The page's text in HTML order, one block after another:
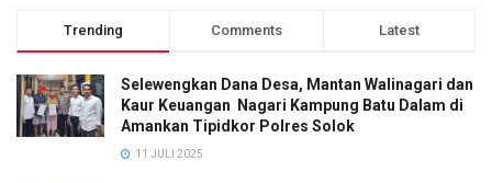
Trending Comments Latest
Selewengkan Dana Desa, Mantan Walinagari dan
Kaur Keuangan Nagari Kampung Batu Dalam di
Amankan Tipidkor Polres Solok
11 JULI 2025